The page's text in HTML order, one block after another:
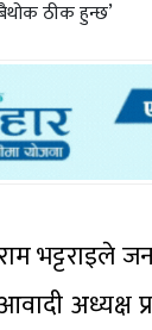
अध्यक्ष